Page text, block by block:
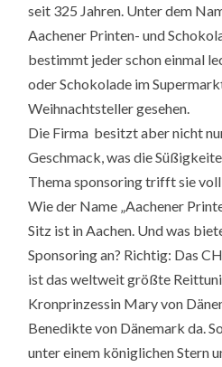
seit 325 Jahren. Unter dem
Aachener Printen- und
bestimmt jeder schon einmal
oder Schokolade im
Weihnachtsteller gesehen.
Die Firma besitzt aber nicht
Geschmack, was die
Thema sponsoring trifft sie voll
Wie der Name „Aachener
Sitz ist in Aachen. Und was
Sponsoring an? Richtig: Das
ist das weltweit größte
Kronprinzessin Mary von
Benedikte von Dänemark da.
unter einem königlichen Stern